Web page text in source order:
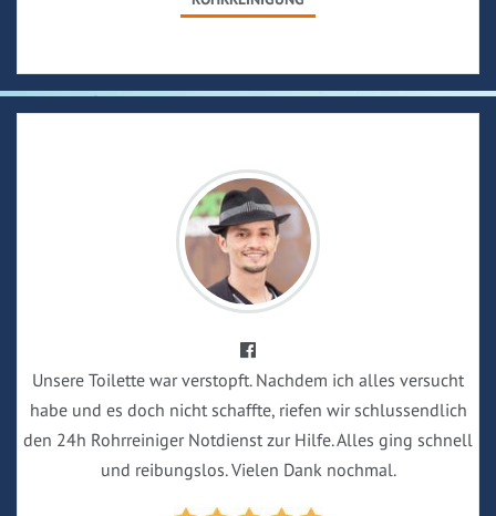
Unsere Toilette war verstopft. Nachdem ich alles versucht
habe und es doch nicht schaffte, riefen wir schlussendlich
den 24h Rohrreiniger Notdienst zur Hilfe. Alles ging schnell
und reibungslos. Vielen Dank nochmal.